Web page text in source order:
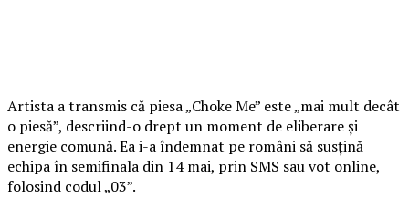
Artista a transmis că piesa „Choke Me” este „mai mult decât
o piesă”, descriind-o drept un moment de eliberare și
energie comună. Ea i-a îndemnat pe români să susțină
echipa în semifinala din 14 mai, prin SMS sau vot online,
folosind codul „03”.